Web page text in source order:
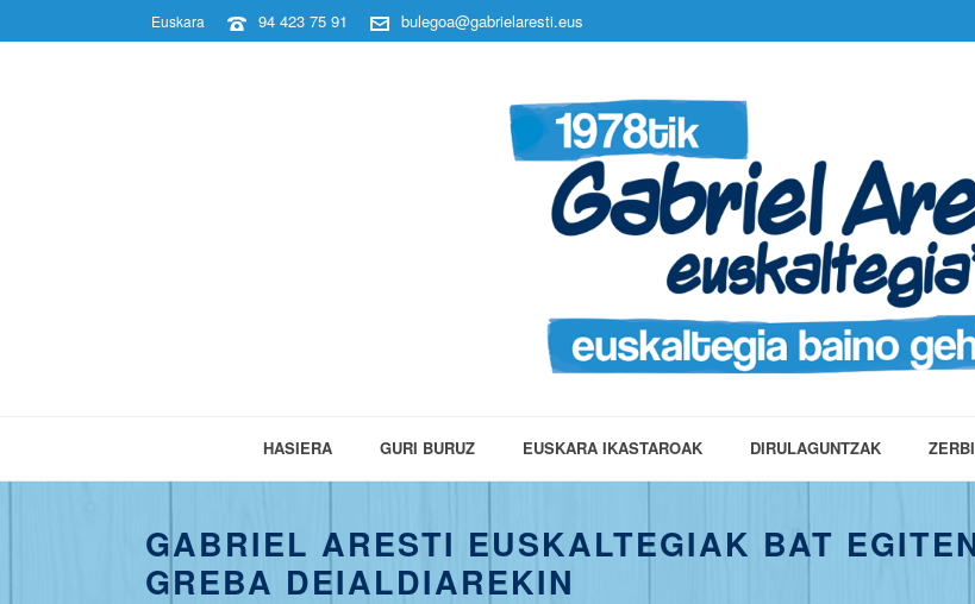
Euskara 94 423 75 91 bulegoa@gabrielaresti.eus
HASIERA GURI BURUZ EUSKARA IKASTAROAK DIRULAGUNTZAK
GABRIEL ARESTI EUSKALTEGIAK BAT
GREBA DEIALDIAREKIN